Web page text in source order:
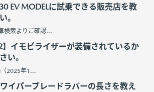
EV MODELに試乗できる販売店を教
。
検索よりご確認...
】イモビライザーが装備されているか
い。
2025年1...
ワイパーブレードラバーの長さを教え